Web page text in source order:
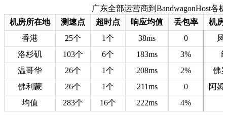
广东全部运营商到BandwagonHost各
机房所在地
测速点 超时点 响应均值 丢包率
机房
香港
25个 1个 38ms 0
洛杉矶
103个 6个 183ms 3%
温哥华
26个 1个 208ms 2%
佛
佛利蒙
26个 1个 211ms 0
阿
均值
283个 16个 222ms 4%